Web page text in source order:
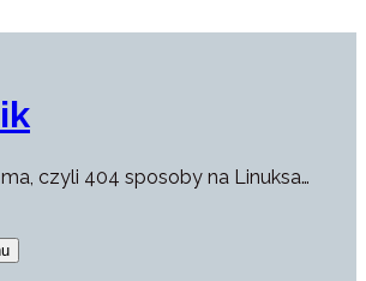
czyli 404 sposoby na Linuksa…